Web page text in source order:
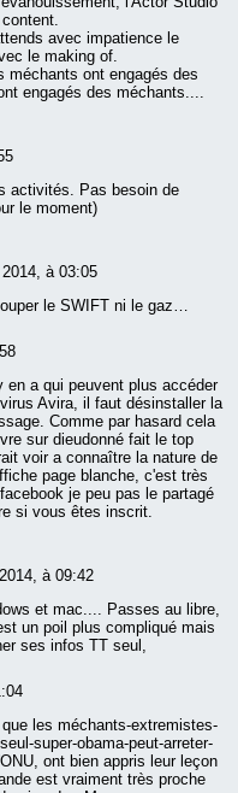
avec impatience le
le making of.
méchants ont engagés des
engagés des méchants....
activités. Pas besoin de
le moment)
à 03:05
le SWIFT ni le gaz…
a qui peuvent plus accéder
Avira, il faut désinstaller la
Comme par hasard cela
sur dieudonné fait le top
voir a connaître la nature de
page blanche, c'est très
je peu pas le partagé
si vous êtes inscrit.
à 09:42
et mac.... Passes au libre,
un poil plus compliqué mais
ses infos TT seul,
les méchants-extremistes-
super-obama-peut-arreter-
ont bien appris leur leçon
est vraiment très proche